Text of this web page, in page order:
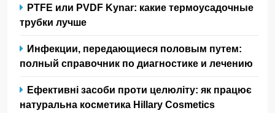
PTFE или PVDF Kynar: какие термоусадочные
трубки лучше
Инфекции, передающиеся половым путем:
полный справочник по диагностике и лечению
Ефективні засоби проти целюліту: як працює
натуральна косметика Hillary Cosmetics